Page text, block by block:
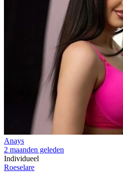
Anays
2 maanden geleden
Individueel
Roeselare